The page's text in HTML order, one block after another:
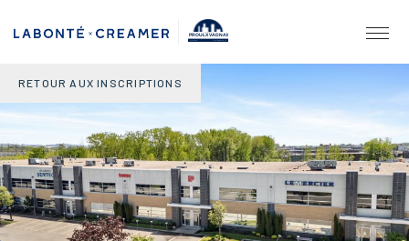
PROULX VADNAIS
RETOUR AUX INSCRIPTIONS